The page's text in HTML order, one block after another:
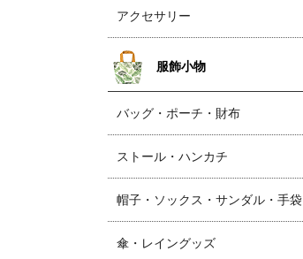
アクセサリー
服飾小物
バッグ・ポーチ・財布
ストール・ハンカチ
帽子・ソックス ・サンダル・手袋
傘・レイングッズ